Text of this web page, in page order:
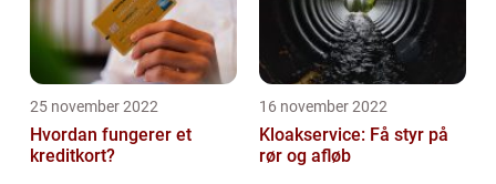
25 november 2022
Hvordan fungerer et
kreditkort?
16 november 2022
Kloakservice: Få styr på
rør og afløb